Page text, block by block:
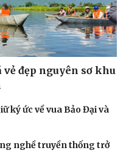
đẹp nguyên sơ khu
ký ức về vua Bảo Đại và
nghề truyền thống trở